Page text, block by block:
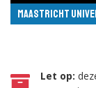
Maastricht
Let op: